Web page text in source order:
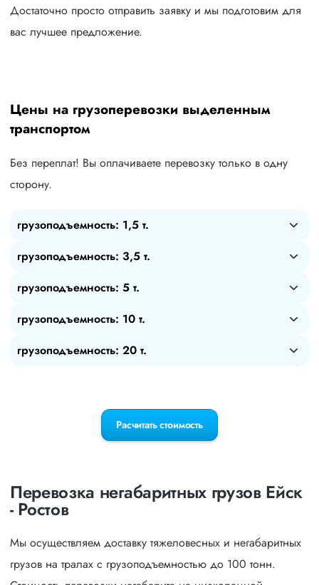
Достаточно просто отправить заявку и мы подготовим для
вас лучшее предложение.
Цены на грузоперевозки выделенным
транспортом
Без переплат! Вы оплачиваете перевозку только в одну
сторону.
грузоподъемность: 1,5 т.
грузоподъемность: 3,5 т.
грузоподъемность: 5 т.
грузоподъемность: 10 т.
грузоподъемность: 20 т.
Расчитать стоимость
Перевозка негабаритных грузов Ейск
- Ростов
Мы осуществляем доставку тяжеловесных и негабаритных
грузов на тралах с грузоподъемностью до 100 тонн.